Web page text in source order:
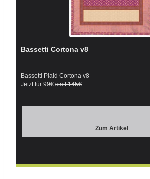
Bassetti Cortona v8
Bassetti Plaid Cortona v8
Jetzt für 99€ statt 145€
Zum Artikel